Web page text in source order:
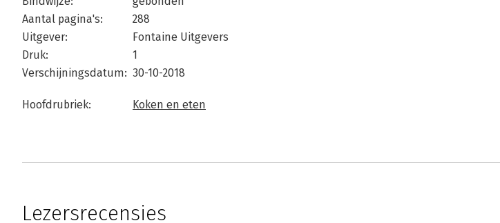
Aantal pagina's:
288
Uitgever:
Fontaine Uitgevers
Druk:
1
Verschijningsdatum: 30-10-2018
Hoofdrubriek: Koken en eten
Lezersrecensies